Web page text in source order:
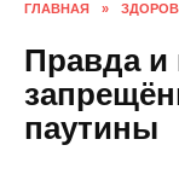
ГЛАВНАЯ »
Правда
паутины